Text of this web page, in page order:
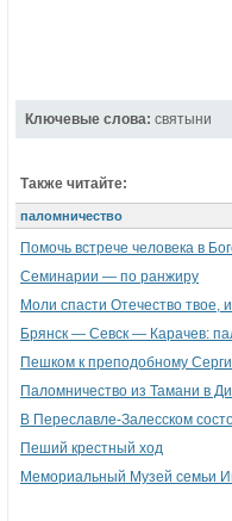
Ключевые слова: святыни
Также читайте:
паломничество
Помочь встрече человека в
Семинарии — по ранжиру
Моли спасти Отечество твое,
Брянск — Севск — Карачев:
Пешком к преподобному
Паломничество из Тамани в
В Переславле-Залесском
Пеший крестный ход
Мемориальный Музей семьи